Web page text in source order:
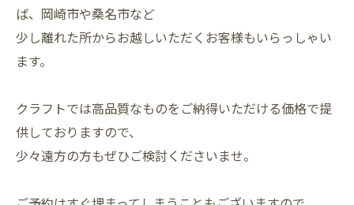
ば、岡崎市や桑名市など
少し離れた所からお越しいただくお客様もいらっしゃい
ます。
クラフトでは高品質なものをご納得いただける価格で提
供しておりますので、
少々遠方の方もぜひご検討くださいませ。